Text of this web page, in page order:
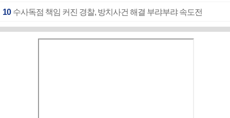
10 수사독점 책임 커진 경찰, 방치사건 해결 부랴부랴 속도전